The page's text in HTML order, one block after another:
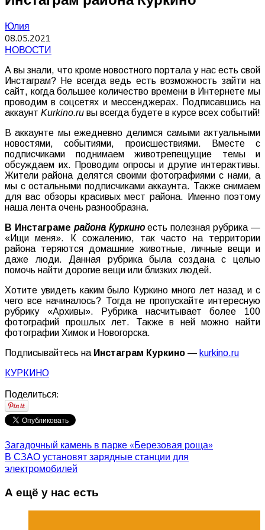
Юлия
08.05.2021
НОВОСТИ
А вы знали, что кроме новостного портала у нас есть свой
Инстаграм? Не всегда ведь есть возможность зайти на
сайт, когда большее количество времени в Интернете мы
проводим в соцсетях и мессенджерах. Подписавшись на
аккаунт Kurkino.ru вы всегда будете в курсе всех событий!
В аккаунте мы ежедневно делимся самыми актуальными
новостями, событиями, происшествиями. Вместе с
подписчиками поднимаем животрепещущие темы и
обсуждаем их. Проводим опросы и другие интерактивы.
Жители района делятся своими фотографиями с нами, а
мы с остальными подписчиками аккаунта. Также снимаем
для вас обзоры красивых мест района. Именно поэтому
наша лента очень разнообразна.
В Инстаграме района Куркиноесть полезная рубрика —
«Ищи меня». К сожалению, так часто на территории
района теряются домашние животные, личные вещи и
даже люди. Данная рубрика была создана с целью
помочь найти дорогие вещи или близких людей.
Хотите увидеть каким было Куркино много лет назад и с
чего все начиналось? Тогда не пропускайте интересную
рубрику «Архивы». Рубрика насчитывает более 100
фотографий прошлых лет. Также в ней можно найти
фотографии Химок и Новогорска.
Подписывайтесь на Инстаграм Куркино — kurkino.ru
КУРКИНО
Поделиться:
Загадочный камень в парке «Березовая роща»
В СЗАО установят зарядные станции для
электромобилей
А ещё у нас есть